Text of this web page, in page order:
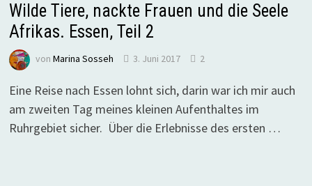
Wilde Tiere, nackte Frauen und die Seele
Afrikas. Essen, Teil 2
von Marina Sosseh 3. Juni 2017 2
Eine Reise nach Essen lohnt sich, darin war ich mir auch
am zweiten Tag meines kleinen Aufenthaltes im
Ruhrgebiet sicher. Über die Erlebnisse des ersten …